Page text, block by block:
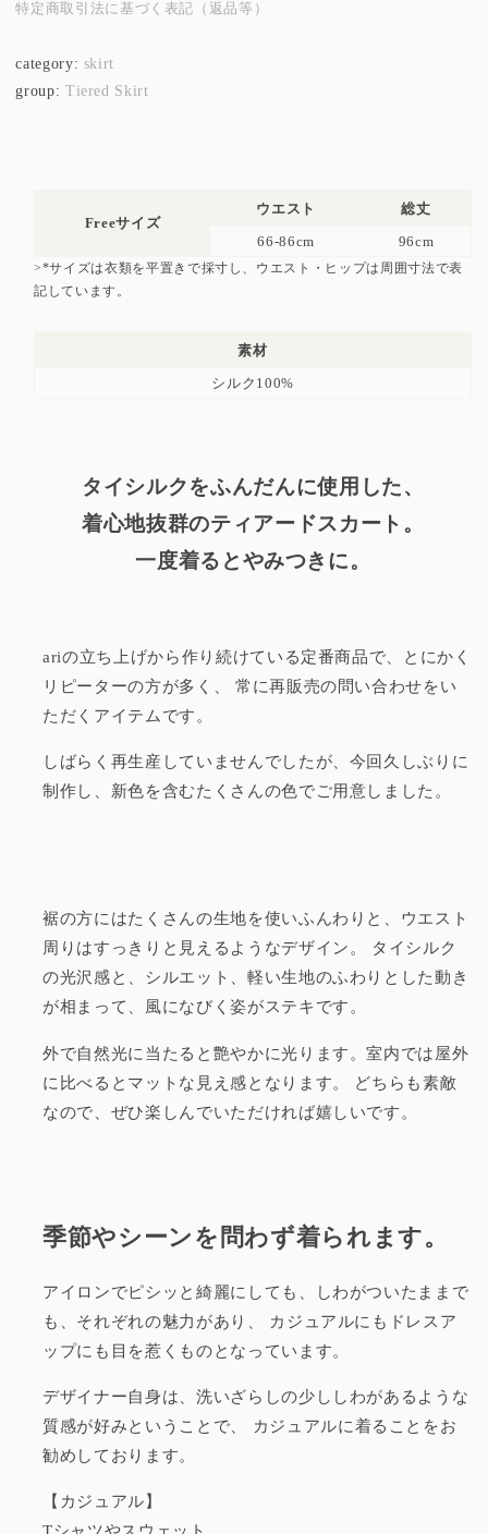
特定商取引法に基づく表記（返品等）
category: skirt
group: Tiered Skirt
Freeサイズ
ウエスト
総丈
66-86cm
96cm
>*サイズは衣類を平置きで採寸し、ウエスト・ヒップは周囲寸法で表
記しています。
素材
シルク100%
タイシルクをふんだんに使用した、
着心地抜群のティアードスカート。
一度着るとやみつきに。
ariの立ち上げから作り続けている定番商品で、とにかく
リピーターの方が多く、
常に再販売の問い合わせをい
ただくアイテムです。
しばらく再生産していませんでしたが、今回久しぶりに
制作し、 新色を含むたくさんの色でご用意しました。
裾の方にはたくさんの生地を使いふんわりと、ウエスト
周りはすっきりと見えるようなデザイン。
タイシルク
の光沢感と、シルエット、軽い生地のふわりとした動き
が相まって、風になびく姿がステキです。
外で自然光に当たると艶やかに光ります。室内では屋外
に比べるとマットな見え感となります。
どちらも素敵
なので、ぜひ楽しんでいただければ嬉しいです。
季節やシーンを問わず着られます。
アイロンでピシッと綺麗にしても、しわがついたままで
も、それぞれの魅力があり、
カジュアルにもドレスア
ップにも目を惹くものとなっています。
デザイナー自身は、洗いざらしの少ししわがあるような
質感が好みということで、
カジュアルに着ることをお
勧めしております。
【カジュアル】
Tシャツやスウェット、